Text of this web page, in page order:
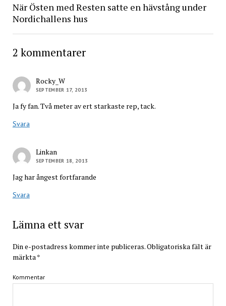
När Östen med Resten satte en hävstång under
Nordichallens hus
2 kommentarer
Rocky_W
SEPTEMBER 17, 2013
Ja fy fan. Två meter av ert starkaste rep, tack.
Svara
Linkan
SEPTEMBER 18, 2013
Jag har ångest fortfarande
Svara
Lämna ett svar
Din e-postadress kommer inte publiceras.Obligatoriska fält är
märkta*
Kommentar